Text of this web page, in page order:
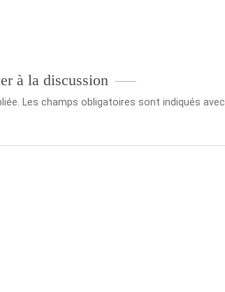
à la discussion
Les champs obligatoires sont indiqués avec